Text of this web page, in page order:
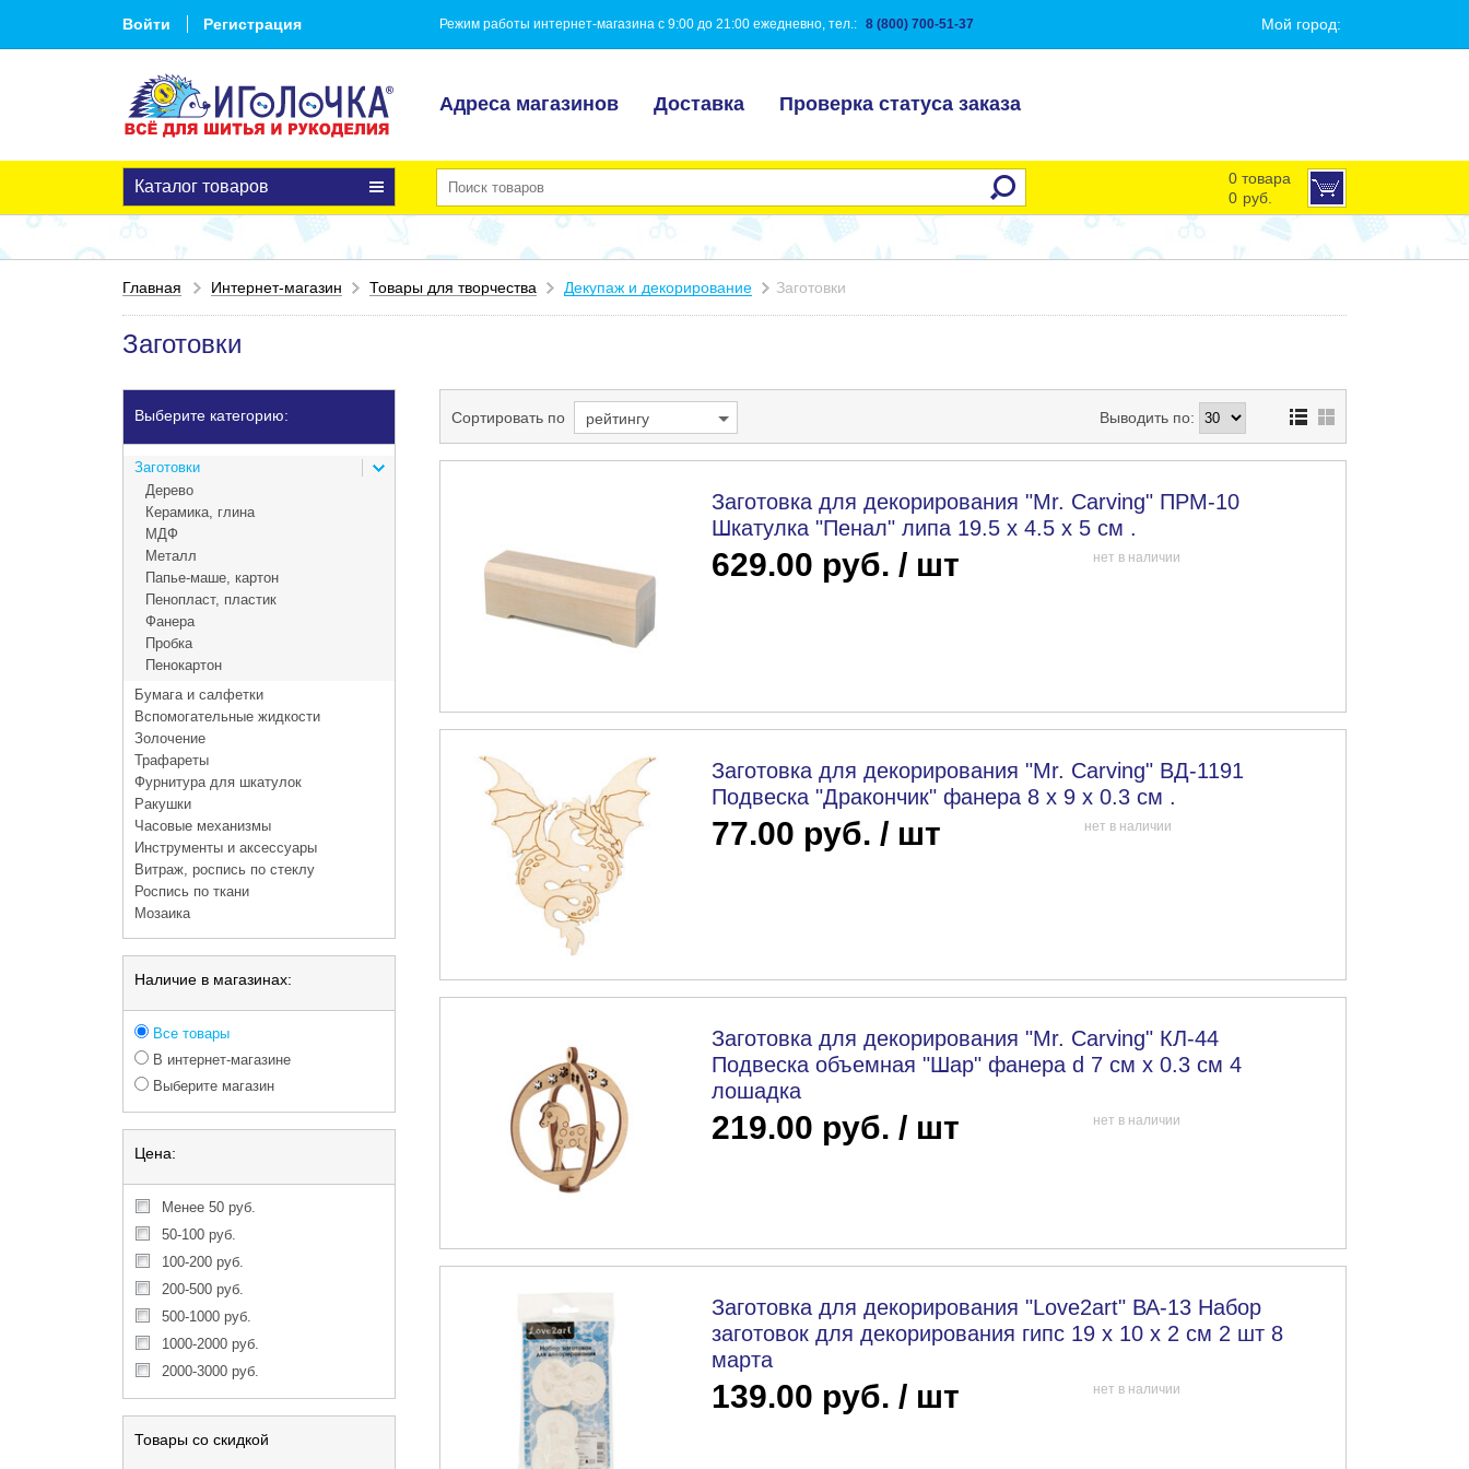
Войти Регистрация Режим работы интернет-магазина с 9:00 до 21:00 ежедневно, тел.: 8 (800) 700-51-37 Мой город:
Адреса магазинов Доставка Проверка статуса заказа
Каталог товаров
0 товара
0 руб.
Главная Интернет-магазин Товары для творчества Декупаж и декорирование Заготовки
Заготовки
Выберите категорию:
Заготовки
Дерево
Керамика, глина
МДФ
Металл
Папье-маше, картон
Пенопласт, пластик
Фанера
Пробка
Пенокартон
Бумага и салфетки
Вспомогательные жидкости
Золочение
Трафареты
Фурнитура для шкатулок
Ракушки
Часовые механизмы
Инструменты и аксессуары
Витраж, роспись по стеклу
Роспись по ткани
Мозаика
Наличие в магазинах:
Все товары
В интернет-магазине
Выберите магазин
Цена:
менее 50 руб.
50-100 руб.
100-200 руб.
200-500 руб.
500-1000 руб.
1000-2000 руб.
2000-3000 руб.
Товары со скидкой
Сортировать по рейтингу Выводить по:
Заготовка для декорирования "Mr. Carving" ПРМ-10
Шкатулка "Пенал" липа 19.5 х 4.5 х 5 см .
629.00 руб. / шт нет в наличии
Заготовка для декорирования "Mr. Carving" ВД-1191
Подвеска "Дракончик" фанера 8 х 9 х 0.3 см .
77.00 руб. / шт нет в наличии
Заготовка для декорирования "Mr. Carving" КЛ-44
Подвеска объемная "Шар" фанера d 7 см х 0.3 см 4
лошадка
219.00 руб. / шт нет в наличии
Заготовка для декорирования "Love2art" ВА-13 Набор
заготовок для декорирования гипс 19 х 10 х 2 см 2 шт 8
марта
139.00 руб. / шт нет в наличии